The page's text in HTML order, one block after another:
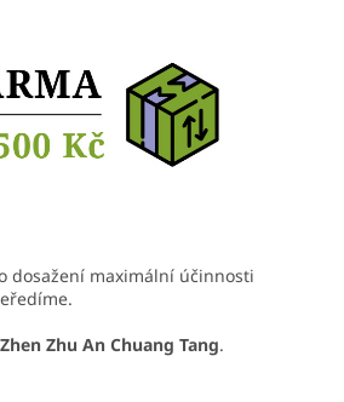
dosažení maximální účinnosti
Zhen Zhu An Chuang Tang.